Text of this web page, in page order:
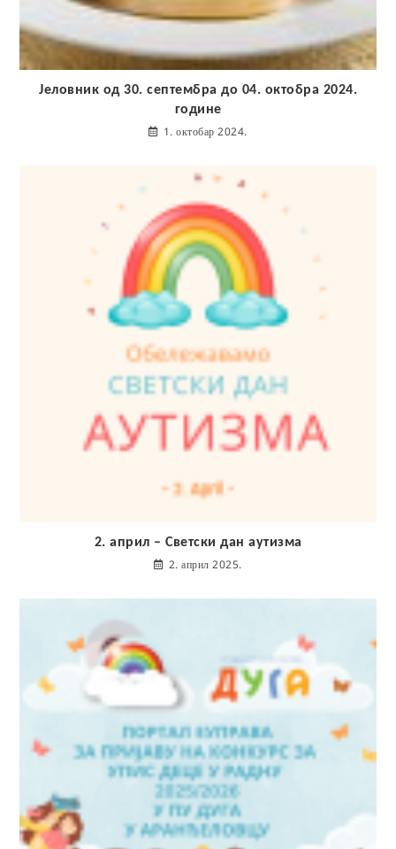
Јеловник од 30. септембра до 04. октобра 2024.
године
1. октобар 2024.
2. април – Светски дан аутизма
2. април 2025.